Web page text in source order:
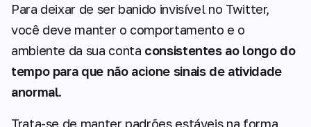
Para deixar de ser banido invisível no Twitter,
você deve manter o comportamento e o
ambiente da sua conta consistentes ao longo do
tempo para que não acione sinais de atividade
anormal.
Trata-se de manter padrões estáveis na forma